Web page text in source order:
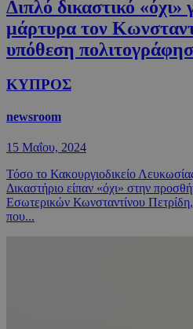
Διπλό δικαστικό «όχι»
μάρτυρα τον
υπόθεση
ΚΥΠΡΟΣ
newsroom
15 Μαΐου, 2024
Τόσο το Κακουργιοδικείο
Δικαστήριο είπαν «όχι» στην
Εσωτερικών Κωνσταντίνου
που...